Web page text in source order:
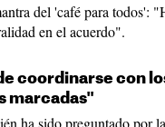
del 'café para todos':
en el acuerdo".
coordinarse con
marcadas"
ha sido preguntado por